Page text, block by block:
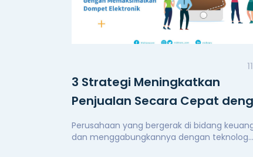
3 Strategi Meningkatkan
Penjualan Secara Cepat
Memaksimalkan Dompet
Elektronik
Perusahaan yang bergerak di bidang
dan menggabungkannya dengan teknolog...